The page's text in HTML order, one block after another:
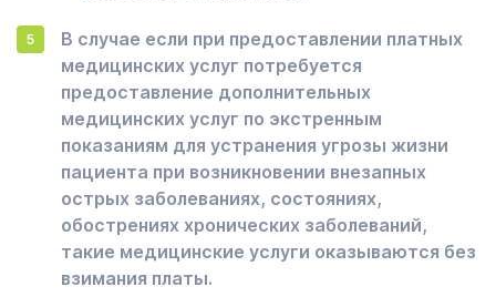
В случае если при предоставлении платных
медицинских услуг потребуется
предоставление дополнительных
медицинских услуг по экстренным
показаниям для устранения угрозы жизни
пациента при возникновении внезапных
острых заболеваниях, состояниях,
обострениях хронических заболеваний,
такие медицинские услуги оказываются без
взимания платы.